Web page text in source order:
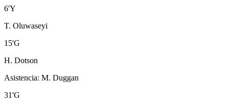
6'Y
T. Oluwaseyi
15'G
H. Dotson
Asistencia: M. Duggan
31'G